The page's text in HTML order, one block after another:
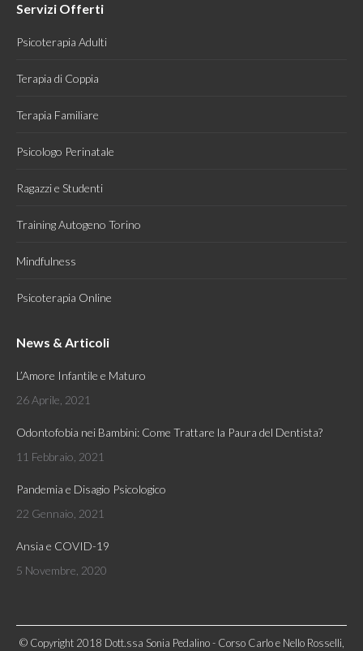
opens
window
opens
window
Servizi Offerti
Psicoterapia Adulti
Terapia di Coppia
Terapia Familiare
Psicologo Perinatale
Ragazzi e Studenti
Training Autogeno Torino
Mindfulness
Psicoterapia Online
News & Articoli
L’Amore Infantile e Maturo
26 Aprile, 2021
Odontofobia nei Bambini: Come Trattare la Paura del Dentista?
11 Febbraio, 2021
Pandemia e Disagio Psicologico
22 Gennaio, 2021
Ansia e COVID-19
5 Novembre, 2020
© Copyright 2018 Dott.ssa Sonia Pedalino - Corso Carlo e Nello Rosselli,